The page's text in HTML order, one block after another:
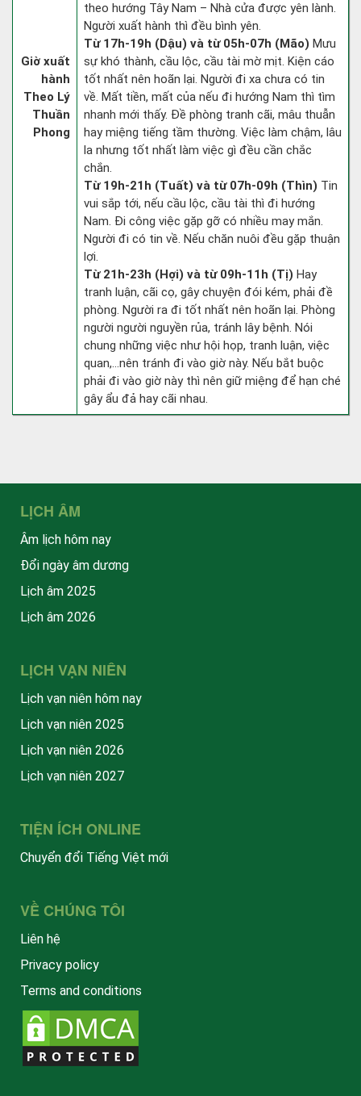
Giờ xuất
hành
Theo Lý
Thuần
Phong
theo hướng Tây Nam – Nhà cửa được yên lành.
Người xuất hành thì đều bình yên.
Từ 17h-19h (Dậu) và từ 05h-07h (Mão) Mưu
sự khó thành, cầu lộc, cầu tài mờ mịt. Kiện cáo
tốt nhất nên hoãn lại. Người đi xa chưa có tin
về. Mất tiền, mất của nếu đi hướng Nam thì tìm
nhanh mới thấy. Đề phòng tranh cãi, mâu thuẫn
hay miệng tiếng tầm thường. Việc làm chậm, lâu
la nhưng tốt nhất làm việc gì đều cần chắc
chắn.
Từ 19h-21h (Tuất) và từ 07h-09h (Thìn) Tin
vui sắp tới, nếu cầu lộc, cầu tài thì đi hướng
Nam. Đi công việc gặp gỡ có nhiều may mắn.
Người đi có tin về. Nếu chăn nuôi đều gặp thuận
lợi.
Từ 21h-23h (Hợi) và từ 09h-11h (Tị) Hay
tranh luận, cãi cọ, gây chuyện đói kém, phải đề
phòng. Người ra đi tốt nhất nên hoãn lại. Phòng
người người nguyền rủa, tránh lây bệnh. Nói
chung những việc như hội họp, tranh luận, việc
quan,…nên tránh đi vào giờ này. Nếu bắt buộc
phải đi vào giờ này thì nên giữ miệng để hạn ché
gây ẩu đả hay cãi nhau.
LỊCH ÂM
Âm lịch hôm nay
Đổi ngày âm dương
Lịch âm 2025
Lịch âm 2026
LỊCH VẠN NIÊN
Lịch vạn niên hôm nay
Lịch vạn niên 2025
Lịch vạn niên 2026
Lịch vạn niên 2027
TIỆN ÍCH ONLINE
Chuyển đổi Tiếng Việt mới
VỀ CHÚNG TÔI
Liên hệ
Privacy policy
Terms and conditions